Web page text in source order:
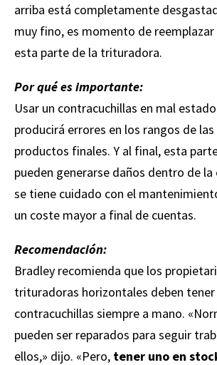
arriba está completamente
muy fino, es momento de
esta parte de la trituradora.
Por qué es importante:
Usar un contracuchillas en mal
producirá errores en los rangos de
productos finales. Y al final, esta
pueden generarse daños dentro de
se tiene cuidado con el
un coste mayor a final de cuentas.
Recomendación:
Bradley recomienda que los
trituradoras horizontales deben tener
contracuchillas siempre a mano.
pueden ser reparados para seguir
ellos,» dijo. «Pero, tener uno en